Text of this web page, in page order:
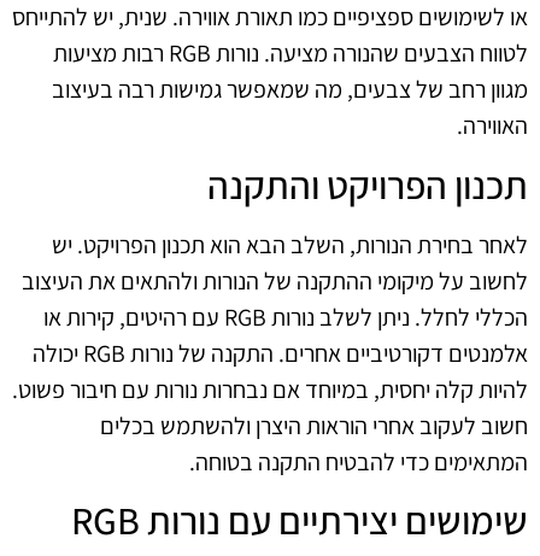
או לשימושים ספציפיים כמו תאורת אווירה. שנית, יש להתייחס
לטווח הצבעים שהנורה מציעה. נורות RGB רבות מציעות
מגוון רחב של צבעים, מה שמאפשר גמישות רבה בעיצוב
האווירה.
תכנון הפרויקט והתקנה
לאחר בחירת הנורות, השלב הבא הוא תכנון הפרויקט. יש
לחשוב על מיקומי ההתקנה של הנורות ולהתאים את העיצוב
הכללי לחלל. ניתן לשלב נורות RGB עם רהיטים, קירות או
אלמנטים דקורטיביים אחרים. התקנה של נורות RGB יכולה
להיות קלה יחסית, במיוחד אם נבחרות נורות עם חיבור פשוט.
חשוב לעקוב אחרי הוראות היצרן ולהשתמש בכלים
המתאימים כדי להבטיח התקנה בטוחה.
שימושים יצירתיים עם נורות RGB